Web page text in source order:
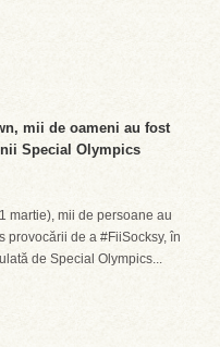
mii de oameni au fost
Special Olympics
martie), mii de persoane au
provocării de a #FiiSocksy, în
de Special Olympics...